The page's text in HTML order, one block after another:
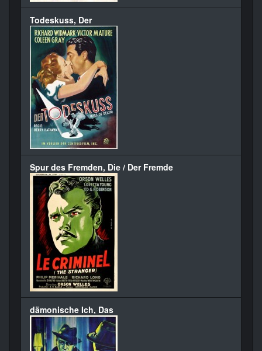
Todeskuss, Der
Spur des Fremden, Die / Der Fremde
dämonische Ich, Das